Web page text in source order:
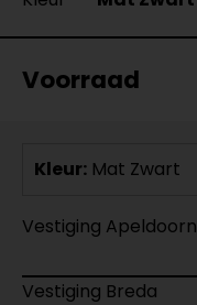
Voorraad
Kleur: Mat Zwart
Vestiging Apeldoorn
Vestiging Breda